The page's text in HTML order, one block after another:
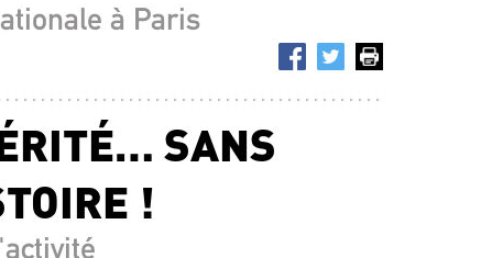
à Paris
SANS
!